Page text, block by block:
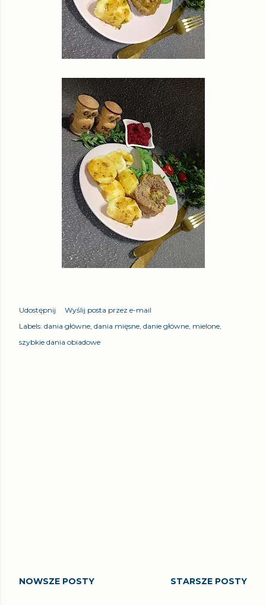
Udostępnij
Wyślij posta przez e-mail
Labels: dania główne dania mięsne danie główne mielone
szybkie dania obiadowe
NOWSZE POSTY STARSZE POSTY